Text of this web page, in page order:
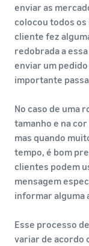
enviar as
colocou todos
cliente fez
redobrada a
enviar um
importante
No caso de uma
tamanho e na
mas quando
tempo, é bom
clientes podem
mensagem
informar alguma
Esse processo
variar de acordo